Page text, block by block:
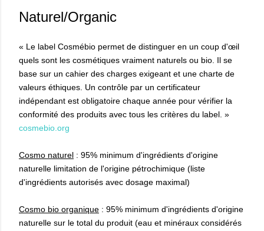
Naturel/Organic
« Le label Cosmébio permet de distinguer en un coup d'œil
quels sont les cosmétiques vraiment naturels ou bio. Il se
base sur un cahier des charges exigeant et une charte de
valeurs éthiques. Un contrôle par un certificateur
indépendant est obligatoire chaque année pour vérifier la
conformité des produits avec tous les critères du label. »
cosmebio.org
Cosmo naturel : 95% minimum d'ingrédients d'origine
naturelle limitation de l'origine pétrochimique (liste
d'ingrédients autorisés avec dosage maximal)
Cosmo bio organique : 95% minimum d'ingrédients d'origine
naturelle sur le total du produit (eau et minéraux considérés